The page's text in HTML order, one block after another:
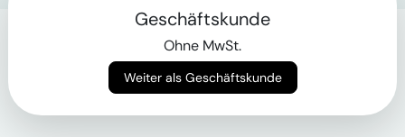
Geschäftskunde
Ohne MwSt.
Weiter als Geschäftskunde